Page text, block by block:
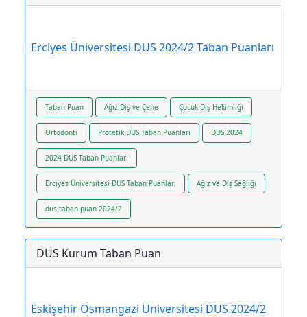
Erciyes Üniversitesi DUS 2024/2 Taban Puanları
Taban Puan Ağız Diş ve Çene Çocuk Diş Hekimliği
Ortodonti Protetik DUS Taban Puanları DUS 2024
2024 DUS Taban Puanları
Erciyes Üniversitesi DUS Taban Puanları Ağız ve Diş Sağlığı
dus taban puan 2024/2
DUS Kurum Taban Puan
Eskişehir Osmangazi Üniversitesi DUS 2024/2